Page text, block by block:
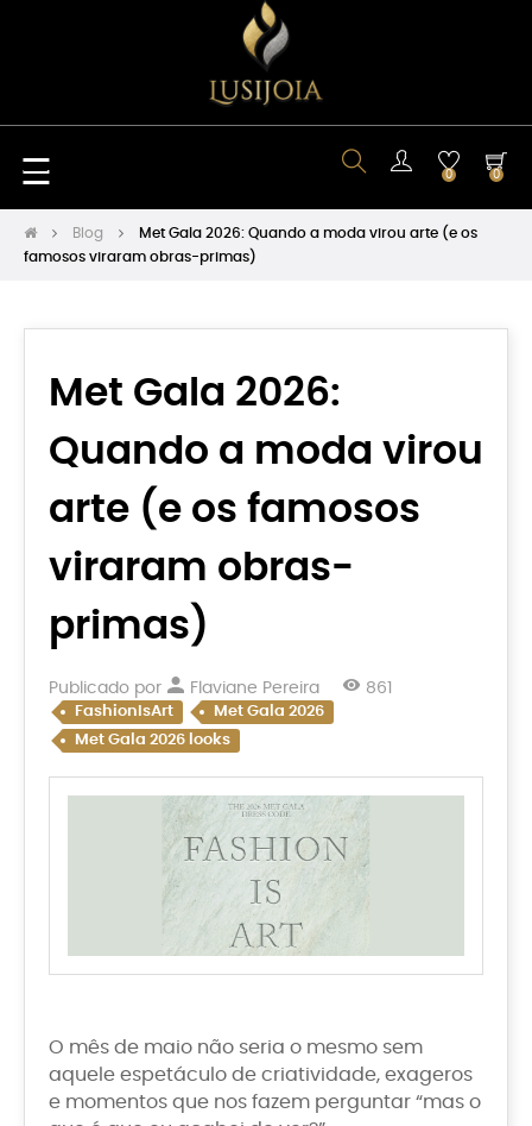
Toggle
navigation
☰ 0 0
Blog
Met Gala 2026: Quando a moda virou arte (e os
famosos viraram obras-primas)
Met Gala 2026:
Quando a moda virou
arte (e os famosos
viraram obras-
primas)
Publicado por Flaviane Pereira 861
FashionIsArt
Met Gala 2026
Met Gala 2026 looks
O mês de maio não seria o mesmo sem
aquele espetáculo de criatividade, exageros
e momentos que nos fazem perguntar “mas o